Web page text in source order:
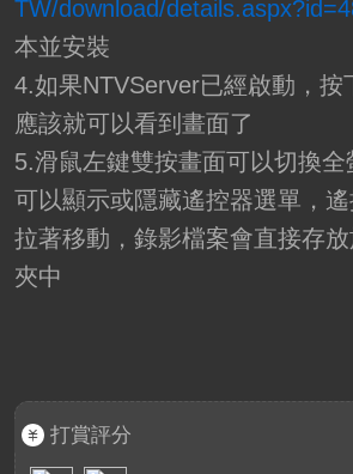
TW/download/
本並安裝
4.如果NTVServer已經啟動，按
應該就可以看到畫面了
5.滑鼠左鍵雙按畫面可以切換
可以顯示或隱藏遙控器選單，
拉著移動，錄影檔案會直接存
夾中
打賞評分